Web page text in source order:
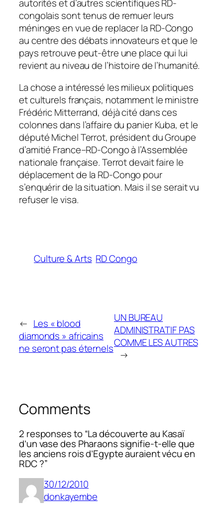
autorités et d’autres scientifiques RD-
congolais sont tenus de remuer leurs
méninges en vue de replacer la RD-Congo
au centre des débats innovateurs et que le
pays retrouve peut-être une place qui lui
revient au niveau de l’histoire de l’humanité.
La chose a intéressé les milieux politiques
et culturels français, notamment le ministre
Frédéric Mitterrand, déjà cité dans ces
colonnes dans l’affaire du panier Kuba, et le
député Michel Terrot, président du Groupe
d’amitié France–RD-Congo à l’Assemblée
nationale française. Terrot devait faire le
déplacement de la RD-Congo pour
s’enquérir de la situation. Mais il se serait vu
refuser le visa.
Culture & Arts RD Congo
← Les « blood
diamonds » africains
ne seront pas éternels
UN BUREAU
ADMINISTRATIF PAS
COMME LES AUTRES
→
Comments
2 responses to “La découverte au Kasaï
d’un vase des Pharaons signifie-t-elle que
les anciens rois d’Egypte auraient vécu en
RDC ?”
30/12/2010
donkayembe